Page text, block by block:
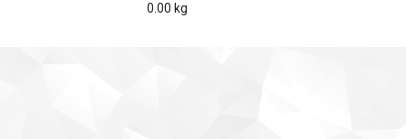
0.00 kg